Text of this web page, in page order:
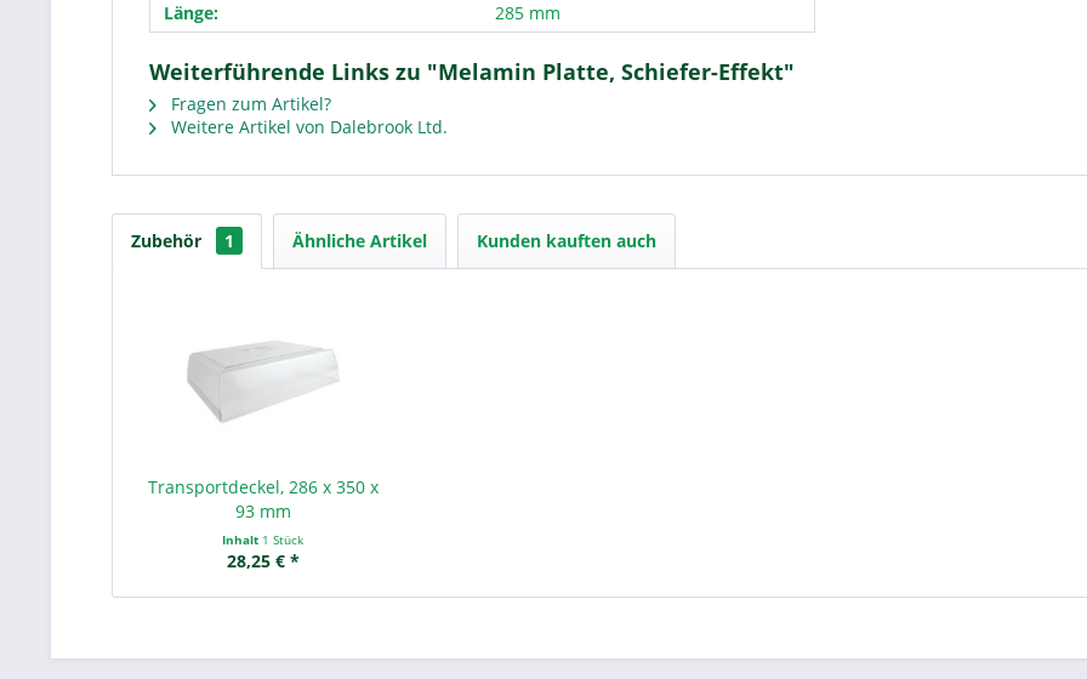
Länge:
285 mm
Weiterführende Links zu "Melamin Platte, Schiefer-Effekt"
Fragen zum Artikel?
Weitere Artikel von Dalebrook Ltd.
Zubehör 1 Ähnliche Artikel Kunden kauften auch
Transportdeckel, 286 x 350 x
93 mm
Inhalt 1 Stück
28,25 € *